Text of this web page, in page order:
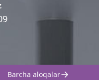
Barcha aloqalar